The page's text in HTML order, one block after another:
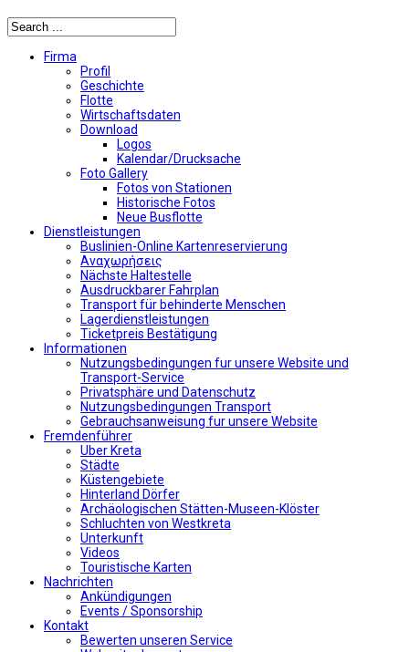
Firma
Profil
Geschichte
Flotte
Wirtschaftsdaten
Download
Logos
Kalendar/Drucksache
Foto Gallery
Fotos von Stationen
Historische Fotos
Neue Busflotte
Dienstleistungen
Buslinien-Online Kartenreservierung
Αναχωρήσεις
Nächste Haltestelle
Αusdruckbarer Fahrplan
Transport für behinderte Menschen
Lagerdienstleistungen
Ticketpreis Bestätigung
Informationen
Nutzungsbedingungen fur unsere Website und
Transport-Service
Privatsphäre und Datenschutz
Nutzungsbedingungen Transport
Gebrauchsanweisung fur unsere Website
Fremdenführer
Uber Kreta
Städte
Küstengebiete
Hinterland Dörfer
Archäologischen Stätten-Museen-Klöster
Schluchten von Westkreta
Unterkunft
Videos
Touristische Karten
Nachrichten
Ankündigungen
Events / Sponsorship
Kontakt
Bewerten unseren Service